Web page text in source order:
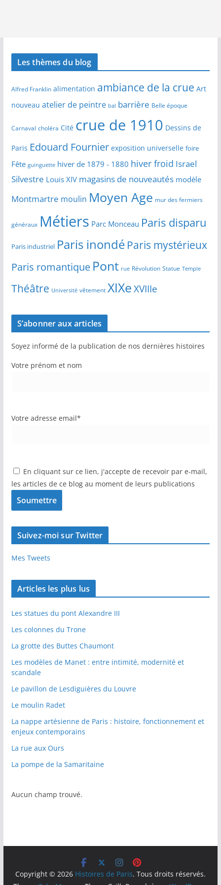
Les thèmes du blog
Alfred Franklin alimentation ambiance de la crue Art
nouveau atelier de peintre bal barrière Belle époque
Carnaval choléra Cité crue de 1910 Dessins de
Paris Edouard Fournier exposition universelle foire
Fête guinguette hiver de 1879 - 1880 hiver froid Israel
Silvestre Louis XIV magasins de nouveautés modèle
Montmartre moulin Moyen Age mur des fermiers
généraux Métiers Parc Monceau Paris disparu
Paris industriel Paris inondé Paris mystérieux
Paris romantique Pont rue Révolution Statue Temple
Théâtre Université vêtement XIXeXVIIIe
S’abonner aux articles
Soyez informé de la publication de nos dernières histoires
Votre prénom et nom
Votre adresse email*
En cliquant sur ce lien, j'accepte de recevoir par e-mail,
les articles de ce blog au moment de leurs publications
Suivez-moi sur Twitter
Mes Tweets
Articles les plus lus
Les statues du pont Alexandre III
Les colonnes du Trone
La grotte des Buttes Chaumont
Les modèles de Manet : entre intimité, modernité et
scandale
Le pavillon de Lesdiguières du Louvre
Le moulin Radet
La nappe artésienne de Paris : histoire, fonctionnement et
enjeux contemporains
La rue aux Ours
La pompe de la Samaritaine
Aucun champ trouvé.
Copyright © 2026 Histoires de Paris. Tous droits réservés.